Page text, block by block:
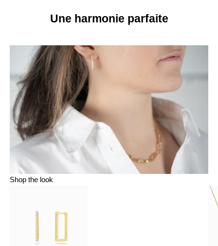
Une harmonie parfaite
Shop the look